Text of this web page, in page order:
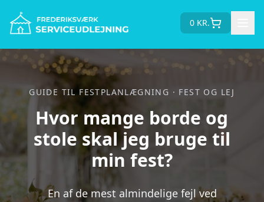
0 KR.
GUIDE TIL FESTPLANLÆGNING · FEST OG LEJ
Hvor mange borde og
stole skal jeg bruge til
min fest?
En af de mest almindelige fejl ved